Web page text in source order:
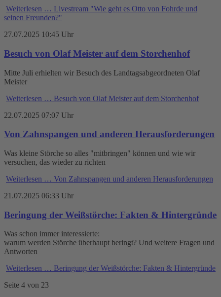
Weiterlesen … Livestream "Wie geht es Otto von Fohrde und
seinen Freunden?"
27.07.2025 10:45 Uhr
Besuch von Olaf Meister auf dem Storchenhof
Mitte Juli erhielten wir Besuch des Landtagsabgeordneten Olaf
Meister
Weiterlesen … Besuch von Olaf Meister auf dem Storchenhof
22.07.2025 07:07 Uhr
Von Zahnspangen und anderen Herausforderungen
Was kleine Störche so alles "mitbringen" können und wie wir
versuchen, das wieder zu richten
Weiterlesen … Von Zahnspangen und anderen Herausforderungen
21.07.2025 06:33 Uhr
Beringung der Weißstörche: Fakten & Hintergründe
Was schon immer interessierte:
warum werden Störche überhaupt beringt? Und weitere Fragen und
Antworten
Weiterlesen … Beringung der Weißstörche: Fakten & Hintergründe
Seite 4 von 23